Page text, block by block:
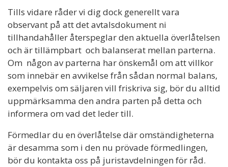
Tills vidare råder vi dig dock generellt vara
observant på att det avtalsdokument ni
tillhandahåller återspeglar den aktuella överlåtelsen
och är tillämpbart och balanserat mellan parterna.
Om någon av parterna har önskemål om att villkor
som innebär en avvikelse från sådan normal balans,
exempelvis om säljaren vill friskriva sig, bör du alltid
uppmärksamma den andra parten på detta och
informera om vad det leder till.
Förmedlar du en överlåtelse där omständigheterna
är desamma som i den nu prövade förmedlingen,
bör du kontakta oss på juristavdelningen för råd.